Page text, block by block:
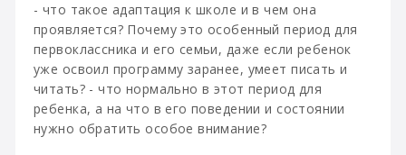
- что такое адаптация к школе и в чем она
проявляется? Почему это особенный период для
первоклассника и его семьи, даже если ребенок
уже освоил программу заранее, умеет писать и
читать? - что нормально в этот период для
ребенка, а на что в его поведении и состоянии
нужно обратить особое внимание?